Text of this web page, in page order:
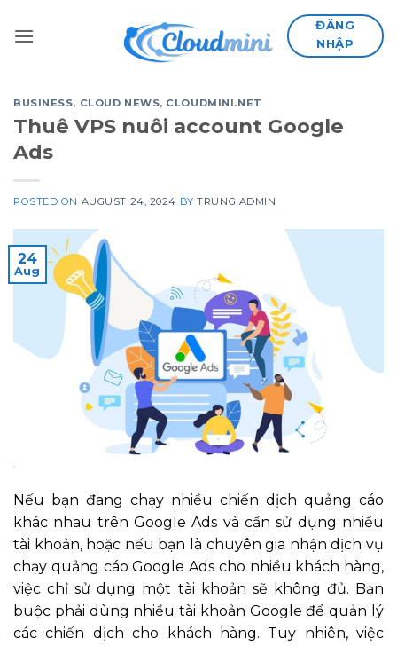
ĐĂNG
NHẬP
BUSINESS, CLOUD NEWS, CLOUDMINI.NET
Thuê VPS nuôi account Google
Ads
POSTED ON AUGUST 24, 2024 BYTRUNG ADMIN
24
Aug
Nếu bạn đang chạy nhiều chiến dịch quảng cáo
khác nhau trên Google Ads và cần sử dụng nhiều
tài khoản, hoặc nếu bạn là chuyên gia nhận dịch vụ
chạy quảng cáo Google Ads cho nhiều khách hàng,
việc chỉ sử dụng một tài khoản sẽ không đủ. Bạn
buộc phải dùng nhiều tài khoản Google để quản lý
các chiến dịch cho khách hàng. Tuy nhiên, việc